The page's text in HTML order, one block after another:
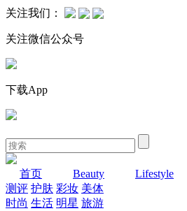
关注我们：
关注微信公众号
下载App
首页 Beauty Lifestyle
测评 护肤 彩妆 美体
时尚 生活 明星 旅游